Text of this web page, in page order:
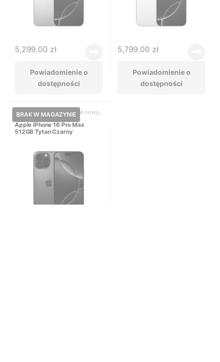
5,299.00 zł
Powiadomienie o
dostępności
5,799.00 zł
Powiadomienie o
dostępności
iPhone 16 Pro max,iPhone nowy,
Seria 16
Apple iPhone 16 Pro Max
512GB Tytan Czarny